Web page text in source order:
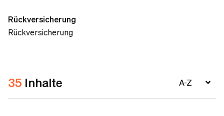
Rückversicherung
Rückversicherung
35 Inhalte